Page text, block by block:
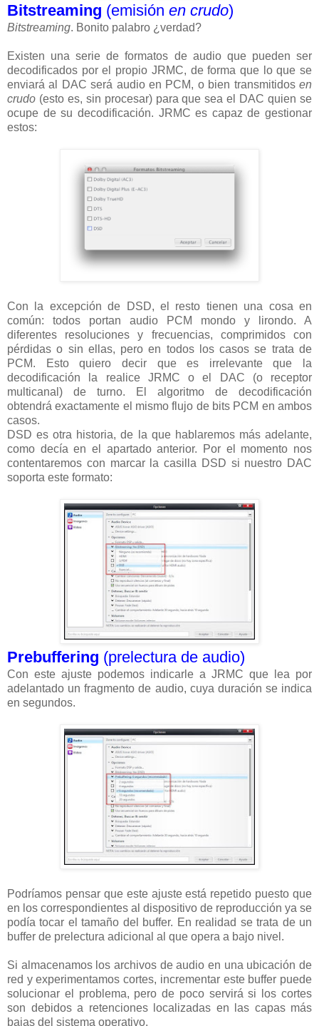
Bitstreaming (emisión en crudo)
Bitstreaming. Bonito palabro ¿verdad?
Existen una serie de formatos de audio que pueden ser
decodificados por el propio JRMC, de forma que lo que se
enviará al DAC será audio en PCM, o bien transmitidos en
crudo (esto es, sin procesar) para que sea el DAC quien se
ocupe de su decodificación. JRMC es capaz de gestionar
estos:
Con la excepción de DSD, el resto tienen una cosa en
común: todos portan audio PCM mondo y lirondo. A
diferentes resoluciones y frecuencias, comprimidos con
pérdidas o sin ellas, pero en todos los casos se trata de
PCM. Esto quiero decir que es irrelevante que la
decodificación la realice JRMC o el DAC (o receptor
multicanal) de turno. El algoritmo de decodificación
obtendrá exactamente el mismo flujo de bits PCM en ambos
casos.
DSD es otra historia, de la que hablaremos más adelante,
como decía en el apartado anterior. Por el momento nos
contentaremos con marcar la casilla DSD si nuestro DAC
soporta este formato:
Prebuffering (prelectura de audio)
Con este ajuste podemos indicarle a JRMC que lea por
adelantado un fragmento de audio, cuya duración se indica
en segundos.
Podríamos pensar que este ajuste está repetido puesto que
en los correspondientes al dispositivo de reproducción ya se
podía tocar el tamaño del buffer. En realidad se trata de un
buffer de prelectura adicional al que opera a bajo nivel.
Si almacenamos los archivos de audio en una ubicación de
red y experimentamos cortes, incrementar este buffer puede
solucionar el problema, pero de poco servirá si los cortes
son debidos a retenciones localizadas en las capas más
bajas del sistema operativo.